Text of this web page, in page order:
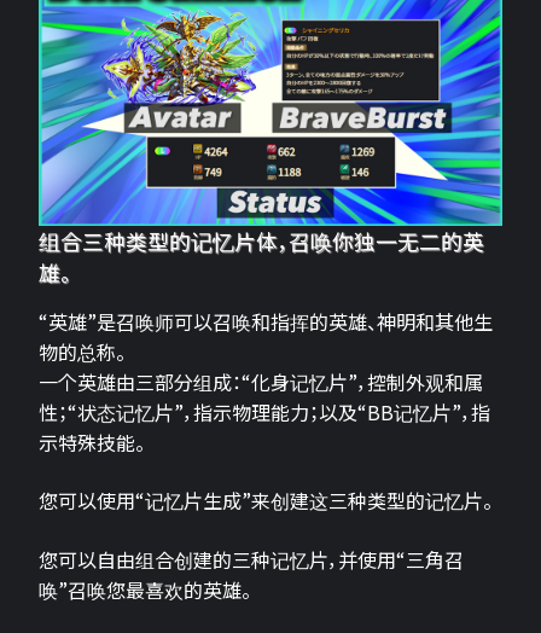
组合三种类型的记忆片体，召唤你独一无二的英
雄。
“英雄”是召唤师可以召唤和指挥的英雄、神明和其他生
物的总称。
一个英雄由三部分组成：“化身记忆片”，控制外观和属
性；“状态记忆片”，指示物理能力；以及“BB记忆片”，指
示特殊技能。
您可以使用“记忆片生成”来创建这三种类型的记忆片。
您可以自由组合创建的三种记忆片，并使用“三角召
唤”召唤您最喜欢的英雄。